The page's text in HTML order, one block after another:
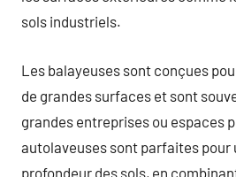
sols industriels.
Les balayeuses sont conçues
de grandes surfaces et sont
grandes entreprises ou espaces
autolaveuses sont parfaites pour
profondeur des sols, en